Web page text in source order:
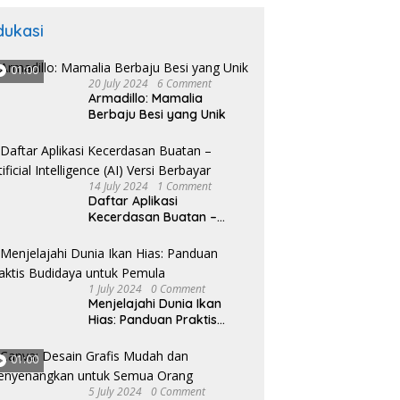
01:00
20 July 2024
6 Comment
Armadillo: Mamalia
Berbaju Besi yang Unik
14 July 2024 1 Comment
Daftar Aplikasi
Kecerdasan Buatan –
Versi Berbayar
1 July 2024 0 Comment
Menjelajahi Dunia Ikan
Hias: Panduan Praktis
01:00
5 July 2024 0 Comment